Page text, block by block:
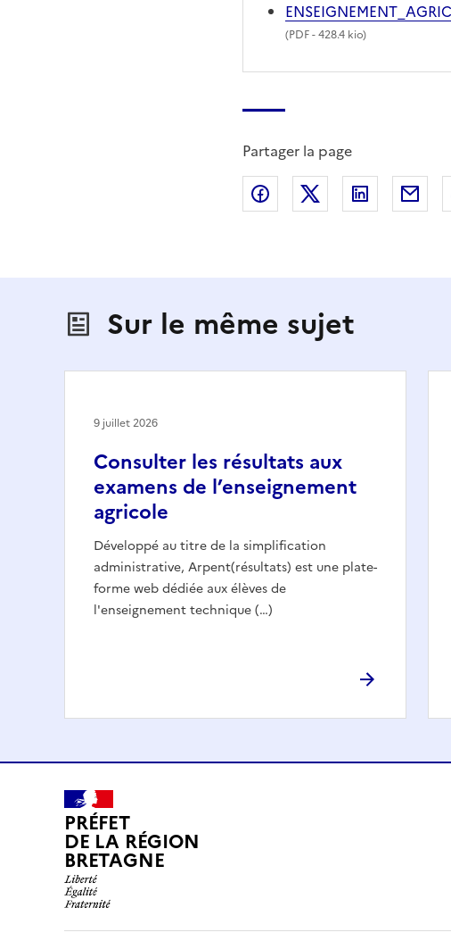
(PDF- 428.4 kio)
Partager la page
Partager sur Facebook
Partager sur X
Partager
Sur le même sujet
Consulter les résultats aux
examens de l’enseignement
agricole
Développé au titre de la simplification
administrative, Arpent(résultats) est une plate-
forme web dédiée aux élèves de
l'enseignement technique (…)
9 juillet 2026
PRÉFET
DE LA RÉGION
BRETAGNE